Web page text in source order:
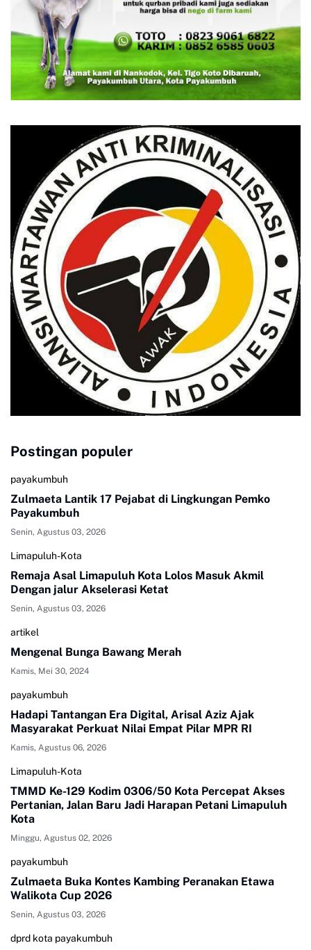
Postingan populer
payakumbuh
Zulmaeta Lantik 17 Pejabat di Lingkungan Pemko
Payakumbuh
Senin, Agustus 03, 2026
Limapuluh-Kota
Remaja Asal Limapuluh Kota Lolos Masuk Akmil
Dengan jalur Akselerasi Ketat
Senin, Agustus 03, 2026
artikel
Mengenal Bunga Bawang Merah
Kamis, Mei 30, 2024
payakumbuh
Hadapi Tantangan Era Digital, Arisal Aziz Ajak
Masyarakat Perkuat Nilai Empat Pilar MPR RI
Kamis, Agustus 06, 2026
Limapuluh-Kota
TMMD Ke-129 Kodim 0306/50 Kota Percepat Akses
Pertanian, Jalan Baru Jadi Harapan Petani Limapuluh
Kota
Minggu, Agustus 02, 2026
payakumbuh
Zulmaeta Buka Kontes Kambing Peranakan Etawa
Walikota Cup 2026
Senin, Agustus 03, 2026
dprd kota payakumbuh